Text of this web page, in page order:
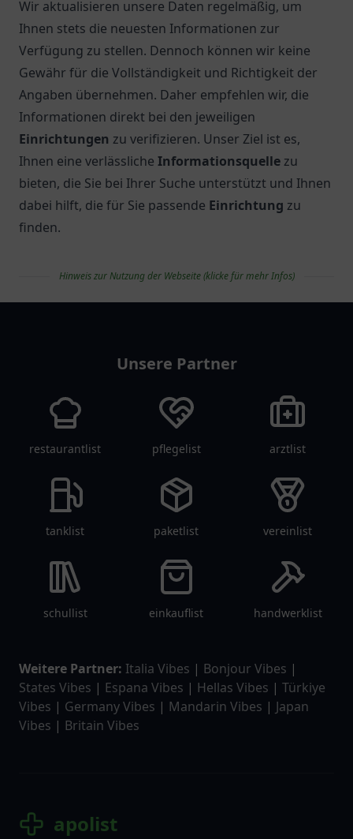
Wir aktualisieren unsere Daten regelmäßig, um
Ihnen stets die neuesten Informationen zur
Verfügung zu stellen. Dennoch können wir keine
Gewähr für die Vollständigkeit und Richtigkeit der
Angaben übernehmen. Daher empfehlen wir, die
Informationen direkt bei den jeweiligen
Einrichtungen zu verifizieren. Unser Ziel ist es,
Ihnen eine verlässliche Informationsquelle zu
bieten, die Sie bei Ihrer Suche unterstützt und Ihnen
dabei hilft, die für Sie passende Einrichtung zu
finden.
Hinweis zur Nutzung der Webseite (klicke für mehr Infos)
Unsere Partner
restaurantlist pflegelist arztlist
tanklist paketlist vereinlist
schullist einkauflist handwerklist
Weitere Partner: Italia Vibes | Bonjour Vibes |
States Vibes | Espana Vibes | Hellas Vibes | Türkiye
Vibes | Germany Vibes | Mandarin Vibes | Japan
Vibes | Britain Vibes
apolist